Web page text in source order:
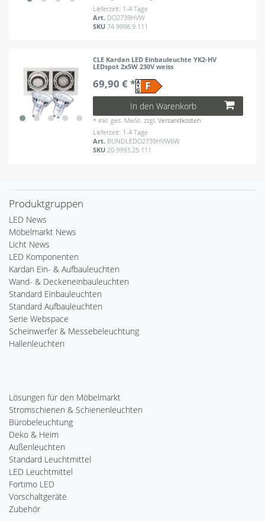
Lieferzeit: 1-4 Tage
Art. DO2739HVW
SKU74.9998.9.111
CLE Kardan LED Einbauleuchte YK2-HV
LEDspot 2x5W 230V weiss
69,90 € *
In den Warenkorb
* inkl. ges. MwSt. zzgl.Versandkosten
Lieferzeit: 1-4 Tage
Art. BUNDLEDO2739HVW6W
SKU20.9993.25.111
Produktgruppen
LED News
Möbelmarkt News
Licht News
LED Komponenten
Kardan Ein- & Aufbauleuchten
Wand- & Deckeneinbauleuchten
Standard Einbauleuchten
Standard Aufbauleuchten
Serie Webspace
Scheinwerfer & Messebeleuchtung
Hallenleuchten
Lösungen für den Möbelmarkt
Stromschienen & Schienenleuchten
Bürobeleuchtung
Deko & Heim
Außenleuchten
Standard Leuchtmittel
LED Leuchtmittel
Fortimo LED
Vorschaltgeräte
Zubehör